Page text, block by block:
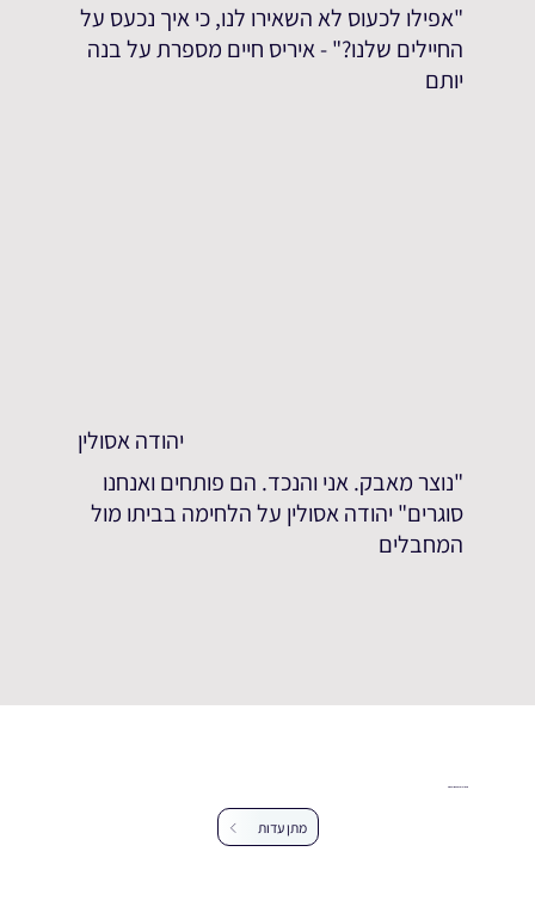
"אפילו לכעוס לא השאירו לנו, כי איך נכעס על
החיילים שלנו?" - איריס חיים מספרת על בנה
יותם
יהודה אסולין
"נוצר מאבק. אני והנכד. הם פותחים ואנחנו
סוגרים" יהודה אסולין על הלחימה בביתו מול
המחבלים
מתן עדות